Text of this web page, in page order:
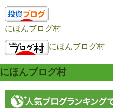
にほんブログ村
にほんブログ村
にほんブログ村